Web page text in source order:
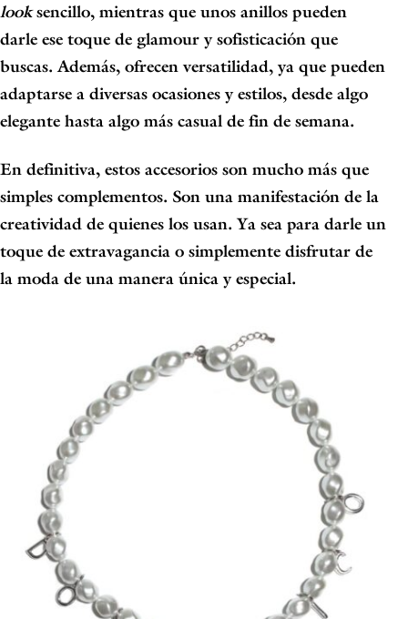
looksencillo, mientras que unos anillos pueden
darle ese toque de glamour y sofisticación que
buscas. Además, ofrecen versatilidad, ya que pueden
adaptarse a diversas ocasiones y estilos, desde algo
elegante hasta algo más casual de fin de semana.
En definitiva, estos accesorios son mucho más que
simples complementos. Son una manifestación de la
creatividad de quienes los usan. Ya sea para darle un
toque de extravagancia o simplemente disfrutar de
la moda de una manera única y especial.